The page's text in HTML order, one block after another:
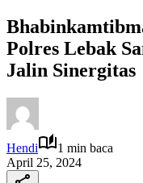
Polres Lebak
Jalin Sinergitas
Hendi
1 min baca
April 25, 2024